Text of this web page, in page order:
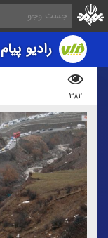
رادیو پیام
۳۸۲